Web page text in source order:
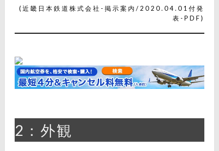
(近畿日本鉄道株式会社-掲示案内/2020.04.01付発
表-PDF)
2：外観